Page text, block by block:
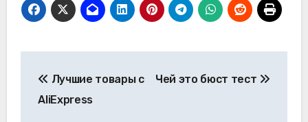
по
Лучшие товары с
AliExpress
Чей это бюст тест